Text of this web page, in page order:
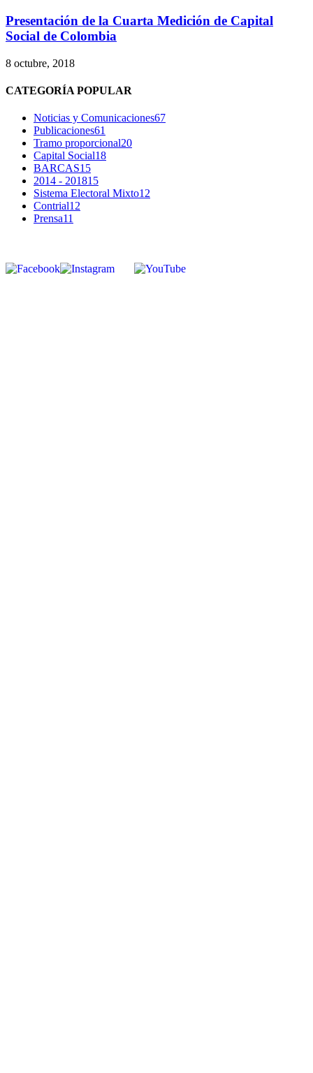
Presentación de la Cuarta Medición de Capital
Social de Colombia
8 octubre, 2018
CATEGORÍA POPULAR
Noticias y Comunicaciones67
Publicaciones61
Tramo proporcional20
Capital Social18
BARCAS15
2014 - 201815
Sistema Electoral Mixto12
Contrial12
Prensa11